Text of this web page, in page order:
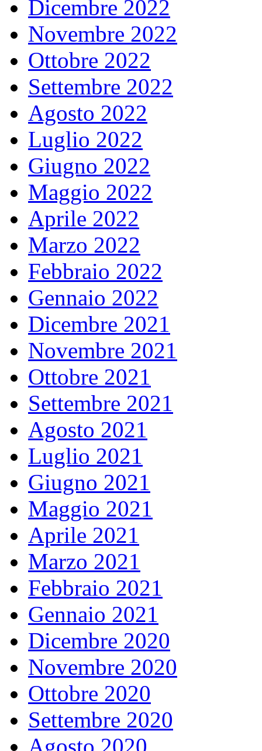
Dicembre 2022
Novembre 2022
Ottobre 2022
Settembre 2022
Agosto 2022
Luglio 2022
Giugno 2022
Maggio 2022
Aprile 2022
Marzo 2022
Febbraio 2022
Gennaio 2022
Dicembre 2021
Novembre 2021
Ottobre 2021
Settembre 2021
Agosto 2021
Luglio 2021
Giugno 2021
Maggio 2021
Aprile 2021
Marzo 2021
Febbraio 2021
Gennaio 2021
Dicembre 2020
Novembre 2020
Ottobre 2020
Settembre 2020
Agosto 2020